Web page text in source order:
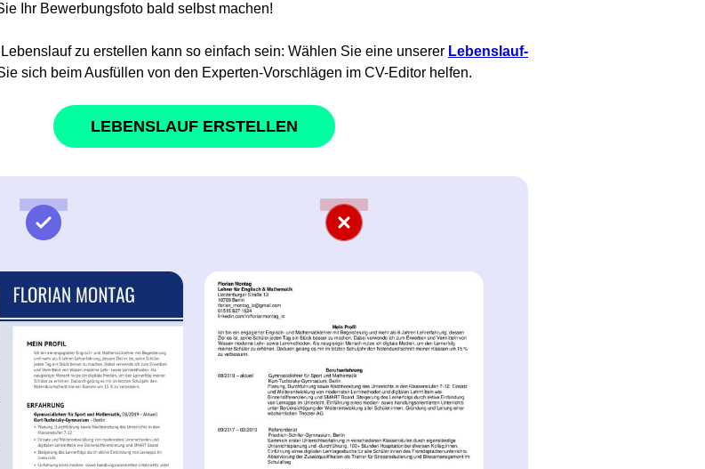
Ihr Bewerbungsfoto bald selbst machen!
zu erstellen kann so einfach sein: Wählen Sie eine unserer Lebenslauf-
sich beim Ausfüllen von den Experten-Vorschlägen im CV-Editor helfen.
LEBENSLAUF ERSTELLEN